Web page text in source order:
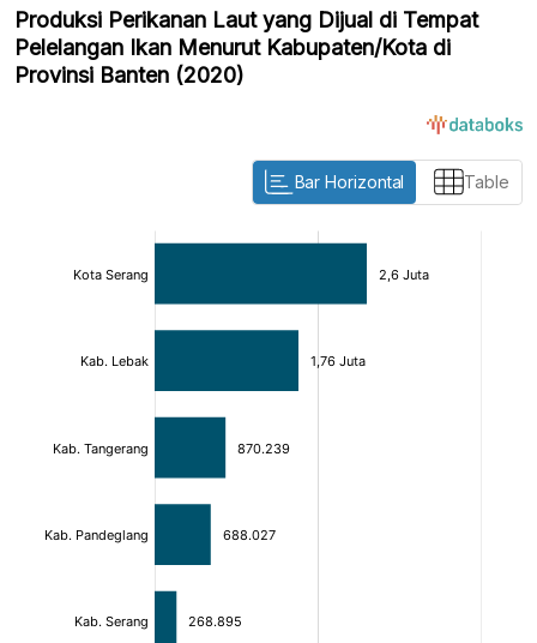
Produksi Perikanan Laut yang Dijual di Tempat
Pelelangan Ikan Menurut Kabupaten/Kota di
Provinsi Banten (2020)
Bar Horizontal Table